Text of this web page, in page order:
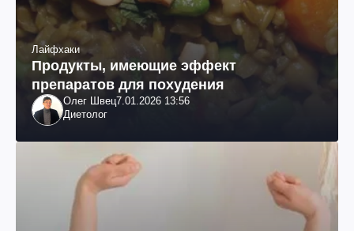
Лайфхаки
Продукты, имеющие эффект
препаратов для похудения
Олег Швец7.01.2026 13:56
Диетолог